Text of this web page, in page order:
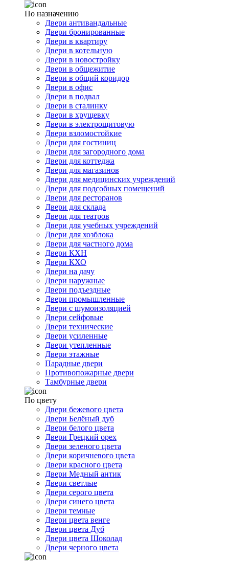
По назначению
Двери антивандальные
Двери бронированные
Двери в квартиру
Двери в котельную
Двери в новостройку
Двери в общежитие
Двери в общий коридор
Двери в офис
Двери в подвал
Двери в сталинку
Двери в хрущевку
Двери в электрощитовую
Двери взломостойкие
Двери для гостиниц
Двери для загородного дома
Двери для коттеджа
Двери для магазинов
Двери для медицинских учреждений
Двери для подсобных помещений
Двери для ресторанов
Двери для склада
Двери для театров
Двери для учебных учреждений
Двери для хозблока
Двери для частного дома
Двери КХН
Двери КХО
Двери на дачу
Двери наружные
Двери подъездные
Двери промышленные
Двери с шумоизоляцией
Двери сейфовые
Двери технические
Двери усиленные
Двери утепленные
Двери этажные
Парадные двери
Противопожарные двери
Тамбурные двери
По цвету
Двери бежевого цвета
Двери Белёный дуб
Двери белого цвета
Двери Грецкий орех
Двери зеленого цвета
Двери коричневого цвета
Двери красного цвета
Двери Медный антик
Двери светлые
Двери серого цвета
Двери синего цвета
Двери темные
Двери цвета венге
Двери цвета Дуб
Двери цвета Шоколад
Двери черного цвета